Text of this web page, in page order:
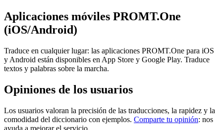
Aplicaciones móviles PROMT.One
(iOS/Android)
Traduce en cualquier lugar: las aplicaciones PROMT.One para iOS
y Android están disponibles en App Store y Google Play. Traduce
textos y palabras sobre la marcha.
Opiniones de los usuarios
Los usuarios valoran la precisión de las traducciones, la rapidez y la
comodidad del diccionario con ejemplos. Comparte tu opinión: nos
ayuda a mejorar el servicio.